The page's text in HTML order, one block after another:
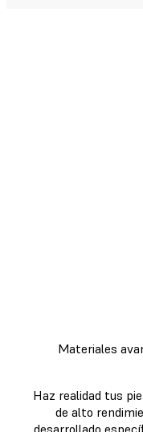
Materiales
Haz realidad tus
de alto
desarrollado